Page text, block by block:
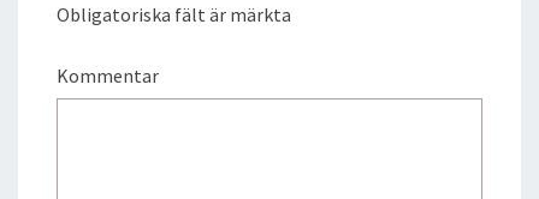
Obligatoriska fält är märkta
Kommentar